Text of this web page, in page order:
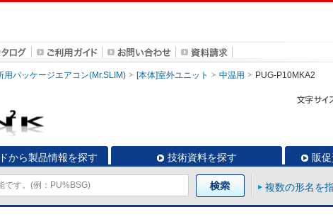
用パッケージエアコン(Mr.SLIM) [本体]室外ユニット 中温用 PUG-P10MKA2
から製品情報を探す 技術資料を探す 販
複数の形名を